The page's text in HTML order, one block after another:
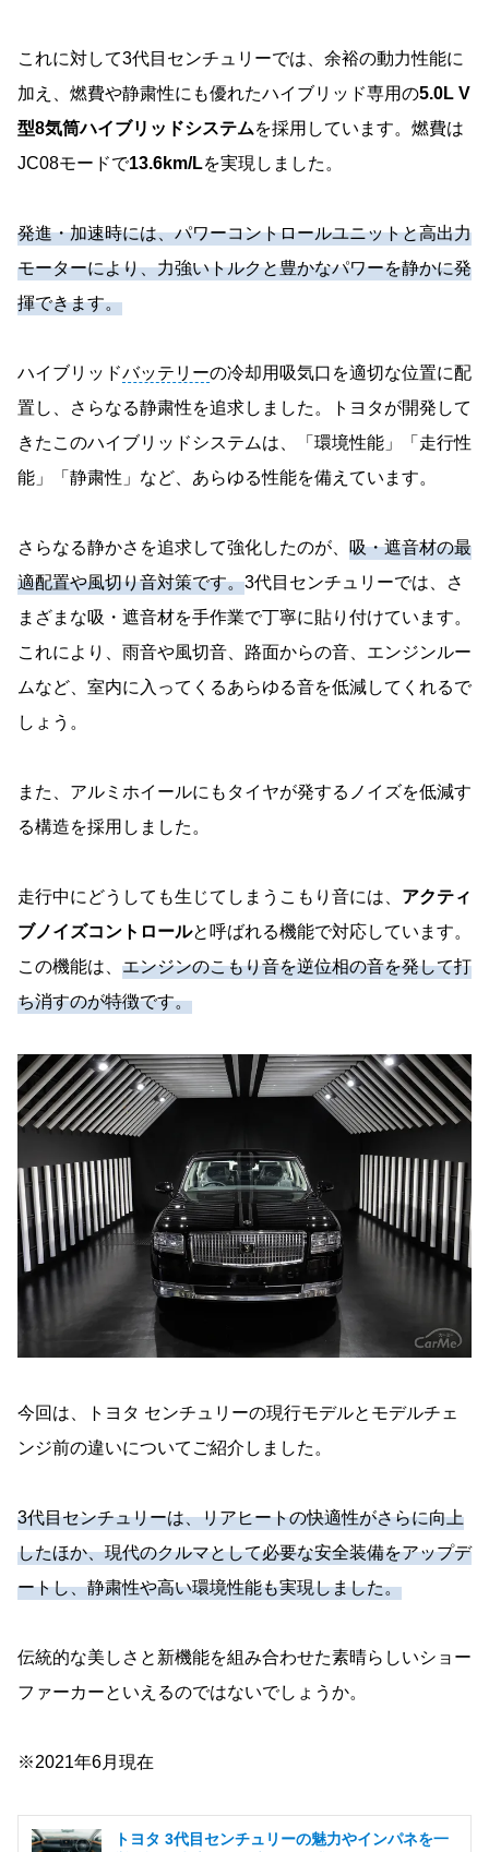
これに対して3代目センチュリーでは、余裕の動力性能に
加え、燃費や静粛性にも優れたハイブリッド専用の5.0L V
型8気筒ハイブリッドシステムを採用しています。燃費は
JC08モードで13.6km/Lを実現しました。
発進・加速時には、パワーコントロールユニットと高出力
モーターにより、力強いトルクと豊かなパワーを静かに発
揮できます。
ハイブリッドバッテリーの冷却用吸気口を適切な位置に配
置し、さらなる静粛性を追求しました。トヨタが開発して
きたこのハイブリッドシステムは、「環境性能」「走行性
能」「静粛性」など、あらゆる性能を備えています。
さらなる静かさを追求して強化したのが、 吸・遮音材の最
適配置や風切り音対策です。3代目センチュリーでは、さ
まざまな吸・遮音材を手作業で丁寧に貼り付けています。
これにより、雨音や風切音、路面からの音、エンジンルー
ムなど、室内に入ってくるあらゆる音を低減してくれるで
しょう。
また、アルミホイールにもタイヤが発するノイズを低減す
る構造を採用しました。
走行中にどうしても生じてしまうこもり音には、 アクティ
ブノイズコントロールと呼ばれる機能で対応しています。
この機能は、 エンジンのこもり音を逆位相の音を発して打
ち消すのが特徴です。
今回は、トヨタ センチュリーの現行モデルとモデルチェ
ンジ前の違いについてご紹介しました。
3代目センチュリーは、リアヒートの快適性がさらに向上
したほか、現代のクルマとして必要な安全装備をアップデ
ートし、静粛性や高い環境性能も実現しました。
伝統的な美しさと新機能を組み合わせた素晴らしいショー
ファーカーといえるのではないでしょうか。
※2021年6月現在
トヨタ 3代目センチュリーの魅力やインパネを一